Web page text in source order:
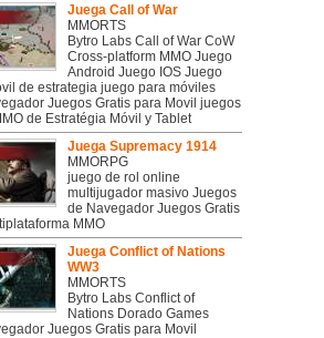
Juega Call of War
MMORTS
Bytro Labs Call of War CoW
Cross-platform MMO Juego
Android Juego IOS Juego
de estrategia juego para móviles
Juegos Gratis para Movil juegos
de Estratégia Móvil y Tablet
Juega Supremacy 1914
MMORPG
juego de rol online
multijugador masivo Juegos
de Navegador Juegos Gratis
MMO
Juega Conflict of Nations
WW3
MMORTS
Bytro Labs Conflict of
Nations Dorado Games
Juegos Gratis para Movil